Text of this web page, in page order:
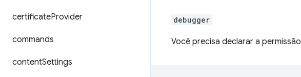
certificateProvider
commands
contentSettings
debugger
Você precisa declarar a permissão